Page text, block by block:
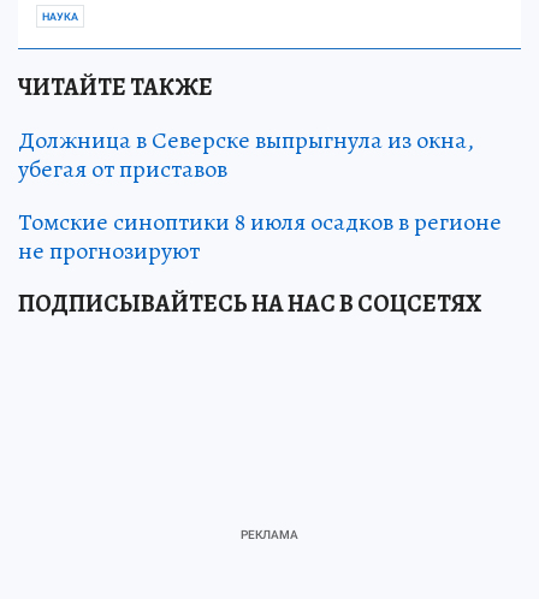
НАУКА
ЧИТАЙТЕ ТАКЖЕ
Должница в Северске выпрыгнула из окна,
убегая от приставов
Томские синоптики 8 июля осадков в регионе
не прогнозируют
ПОДПИСЫВАЙТЕСЬ НА НАС В СОЦСЕТЯХ